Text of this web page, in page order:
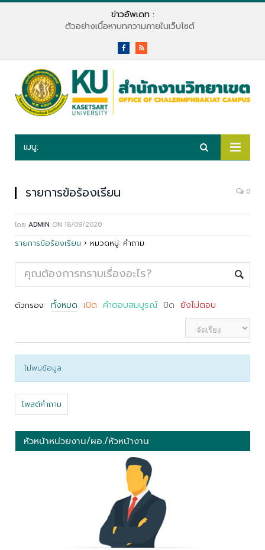
ข่าวอัพเดท :
ตัวอย่างเนื้อหาบทความภายในเว็บไซต์
FacebookRSS
เมนู:
รายการข้อร้องเรียน 0
โดย ADMIN ON 18/09/2020
รายการข้อร้องเรียน › หมวดหมู่: คำถาม
ตัวกรอง: ทั้งหมด เปิด คำตอบสมบูรณ์ ปิด ยังไม่ตอบ
ไม่พบข้อมูล
โพสต์คำถาม
หัวหน้าหน่วยงาน/ผอ./หัวหน้างาน